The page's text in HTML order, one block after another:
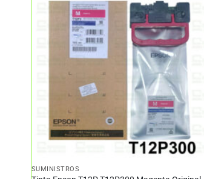
SUMINISTROS